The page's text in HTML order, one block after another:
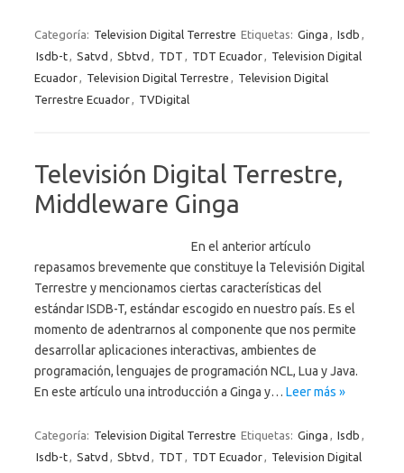
Categoría: Television Digital Terrestre Etiquetas: Ginga , Isdb ,
Isdb-t, Satvd , Sbtvd , TDT , TDT Ecuador, Television Digital
Ecuador, Television Digital Terrestre , Television Digital
Terrestre Ecuador, TVDigital
Televisión Digital Terrestre,
Middleware Ginga
En el anterior artículo
repasamos brevemente que constituye la Televisión Digital
Terrestre y mencionamos ciertas características del
estándar ISDB-T, estándar escogido en nuestro país. Es el
momento de adentrarnos al componente que nos permite
desarrollar aplicaciones interactivas, ambientes de
programación, lenguajes de programación NCL, Lua y Java.
En este artículo una introducción a Ginga y… Leer más »
Categoría: Television Digital Terrestre Etiquetas: Ginga , Isdb ,
Isdb-t, Satvd , Sbtvd , TDT , TDT Ecuador, Television Digital